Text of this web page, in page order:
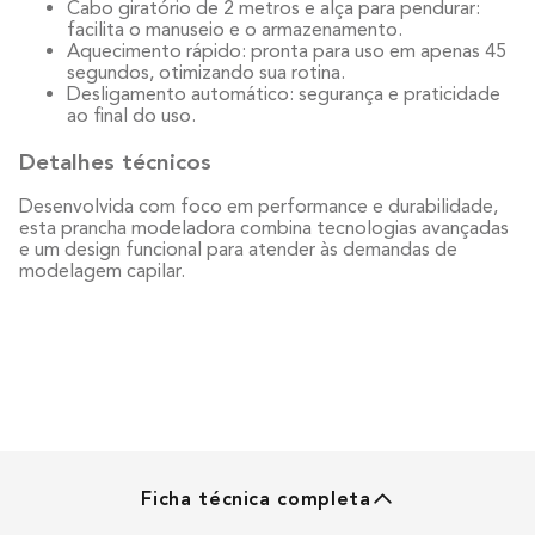
Cabo giratório de 2 metros e alça para pendurar:
facilita o manuseio e o armazenamento.
Aquecimento rápido: pronta para uso em apenas 45
segundos, otimizando sua rotina.
Desligamento automático: segurança e praticidade
ao final do uso.
Detalhes técnicos
Desenvolvida com foco em performance e durabilidade,
esta prancha modeladora combina tecnologias avançadas
e um design funcional para atender às demandas de
modelagem capilar.
Ficha técnica completa